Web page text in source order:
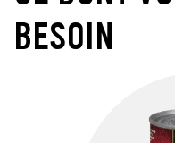
BESOIN